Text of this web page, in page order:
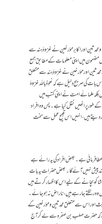
اور اکابر مؤرخین نے غزوۂ ہند سے
مضمون میں اپنی معلومات کے مطابق جمع
محدثین اور مؤرخین نے غزوۂ ہند سے متعلق
کی صریح دلیل ہے کہ نعوذ باللہ غزوۂ
علمائے امت نے اپنی کتب میں
پر انھیں نقل کیا ہے۔ پس وہ افراد
دیتے ہیں، انہیں اس قبیح عمل سے سخت
فرمائی ہے۔ بعض افراد کی یہ رائے ہے
پیش نہیں آئےگا۔ بعض حضرات یہ بات
آشا کو بچانے کے لیے اس کا اظہار کرتے ہیں
وہ رنگتے جا رہے ہیں، ناراض نہ ہو جائے۔
اور اس سے متعلق محدثین و مؤرخین کے
ہے کہ حضرت مہلب بن صفرہ سے لے کر آج